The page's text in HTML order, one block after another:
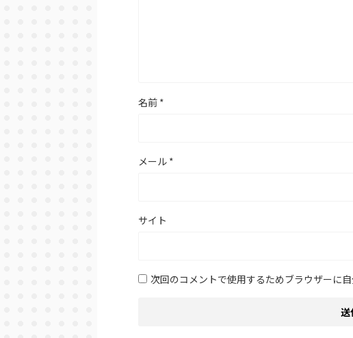
名前 *
メール *
サイト
次回のコメントで使用するためブラウザーに